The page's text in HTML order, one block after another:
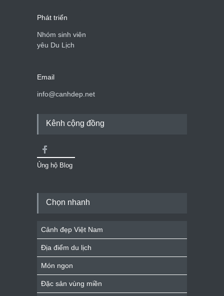
Phát triển
Nhóm sinh viên
yêu Du Lịch
Email
info@canhdep.net
Kênh cộng đồng
Ủng hộ Blog
Chọn nhanh
Cảnh đẹp Việt Nam
Địa điểm du lịch
Món ngon
Đặc sản vùng miền